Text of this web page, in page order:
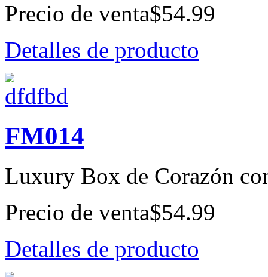
Precio de venta$54.99
Detalles de producto
FM014
Luxury Box de Corazón
Precio de venta$54.99
Detalles de producto